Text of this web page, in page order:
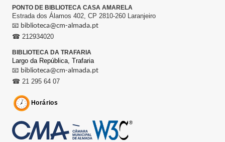
PONTO DE BIBLIOTECA CASA AMARELA
Estrada dos Álamos 402, CP 2810-260 Laranjeiro
📧 biblioteca@cm-almada.pt
☎ 212934020
BIBLIOTECA DA TRAFARIA
Largo da República, Trafaria
📧 biblioteca@cm-almada.pt
☎ 21 295 64 07
Horários